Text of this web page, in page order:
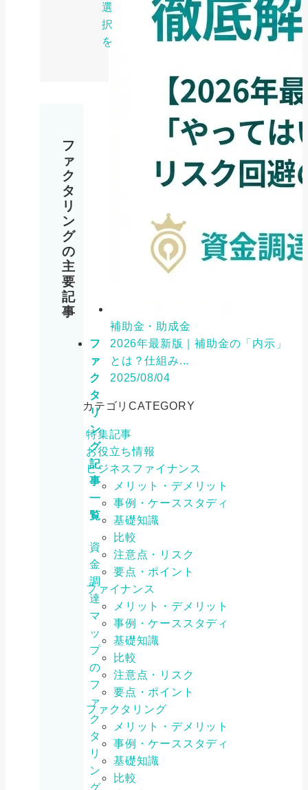
選
択
を
フ
ァ
ク
タ
リ
ン
グ
の
主
要
記
事
フ
ァ
ク
タ
リ
ン
グ
記
事
一
覧
資
金
調
達
マ
ッ
プ
の
フ
ァ
ク
タ
リ
ン
グ
補助金・助成金
2026年最新版｜補助金の「内示」
とは？仕組み...
2025/08/04
カテゴリCATEGORY
特集記事
お役立ち情報
ビジネスファイナンス
メリット・デメリット
事例・ケーススタディ
基礎知識
比較
注意点・リスク
要点・ポイント
ファイナンス
メリット・デメリット
事例・ケーススタディ
基礎知識
比較
注意点・リスク
要点・ポイント
ファクタリング
メリット・デメリット
事例・ケーススタディ
基礎知識
比較